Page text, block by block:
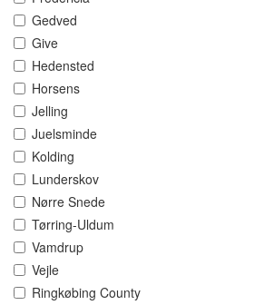
Gedved
Give
Hedensted
Horsens
Jelling
Juelsminde
Kolding
Lunderskov
Nørre Snede
Tørring-Uldum
Vamdrup
Vejle
Ringkøbing County